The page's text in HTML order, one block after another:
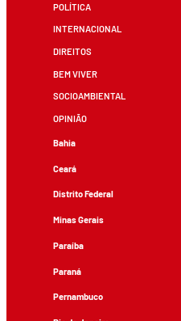
POLÍTICA
INTERNACIONAL
DIREITOS
BEM VIVER
SOCIOAMBIENTAL
OPINIÃO
Bahia
Ceará
Distrito Federal
Minas Gerais
Paraíba
Paraná
Pernambuco